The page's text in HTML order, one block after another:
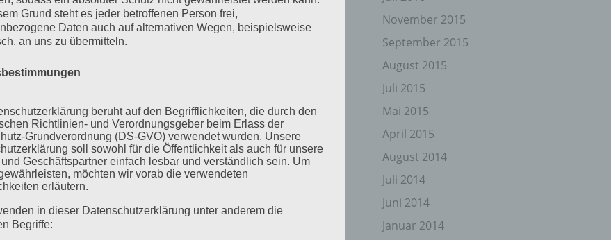
November 2015
September 2015
August 2015
Juli 2015
Mai 2015
April 2015
August 2014
Juli 2014
Juni 2014
Januar 2014
Grund steht es jeder betroffenen Person frei,
Daten auch auf alternativen Wegen, beispielsweise
an uns zu übermitteln.
beruht auf den Begrifflichkeiten, die durch den
Richtlinien- und Verordnungsgeber beim Erlass der
Grundverordnung (DS-GVO) verwendet wurden. Unsere
soll sowohl für die Öffentlichkeit als auch für unsere
Geschäftspartner einfach lesbar und verständlich sein. Um
möchten wir vorab die verwendeten
erläutern.
in dieser Datenschutzerklärung unter anderem die
Begriffe: